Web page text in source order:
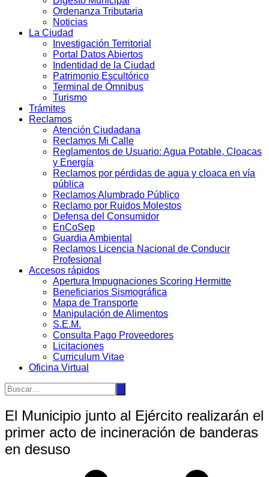
Ordenanza Tributaria
Noticias
La Ciudad
Investigación Territorial
Portal Datos Abiertos
Indentidad de la Ciudad
Patrimonio Escultórico
Terminal de Ómnibus
Turismo
Trámites
Reclamos
Atención Ciudadana
Reclamos Mi Calle
Reglamentos de Usuario: Agua Potable, Cloacas
y Energía
Reclamos por pérdidas de agua y cloaca en vía
pública
Reclamos Alumbrado Público
Reclamo por Ruidos Molestos
Defensa del Consumidor
EnCoSep
Guardia Ambiental
Reclamos Licencia Nacional de Conducir
Profesional
Accesos rápidos
Apertura Impugnaciones Scoring Hermitte
Beneficiarios Sismográfica
Mapa de Transporte
Manipulación de Alimentos
S.E.M.
Consulta Pago Proveedores
Licitaciones
Curriculum Vitae
Oficina Virtual
El Municipio junto al Ejército realizarán el
primer acto de incineración de banderas
en desuso